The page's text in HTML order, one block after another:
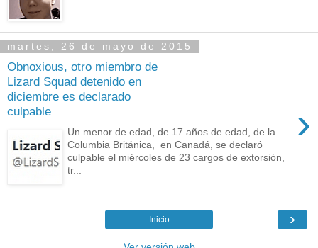
martes, 26 de mayo de 2015
Obnoxious, otro miembro de
Lizard Squad detenido en
diciembre es declarado
culpable
›
Un menor de edad, de 17 años de edad, de la
Columbia Británica, en Canadá, se declaró
culpable el miércoles de 23 cargos de extorsión,
tr...
›
Inicio